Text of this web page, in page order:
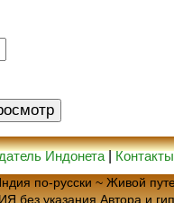
Индонета|
по-русски ~ Живой
без указания Автора и